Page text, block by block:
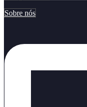
Sobre nós